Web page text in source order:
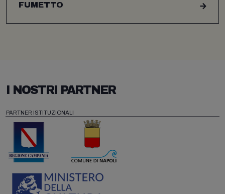
FUMETTO
I NOSTRI PARTNER
PARTNER ISTITUZIONALI